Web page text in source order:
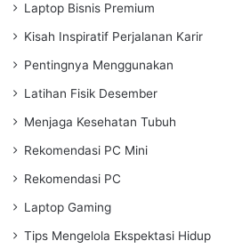
Laptop Bisnis Premium
Kisah Inspiratif Perjalanan Karir
Pentingnya Menggunakan
Latihan Fisik Desember
Menjaga Kesehatan Tubuh
Rekomendasi PC Mini
Rekomendasi PC
Laptop Gaming
Tips Mengelola Ekspektasi Hidup